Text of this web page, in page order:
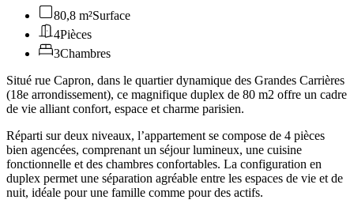
80,8 m²Surface
4Pièces
3Chambres
Situé rue Capron, dans le quartier dynamique des Grandes Carrières
(18e arrondissement), ce magnifique duplex de 80 m2 offre un cadre
de vie alliant confort, espace et charme parisien.
Réparti sur deux niveaux, l’appartement se compose de 4 pièces
bien agencées, comprenant un séjour lumineux, une cuisine
fonctionnelle et des chambres confortables. La configuration en
duplex permet une séparation agréable entre les espaces de vie et de
nuit, idéale pour une famille comme pour des actifs.